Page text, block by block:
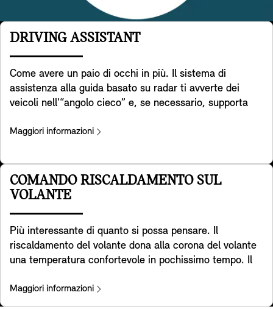
DRIVING ASSISTANT
Come avere un paio di occhi in più. Il sistema di
assistenza alla guida basato su radar ti avverte dei
veicoli nell'“angolo cieco” e, se necessario, supporta
marcia. Inoltre, aiuta a rilevare la presenza di altre
prevenire gli incidenti, ad esempio avvertendo il traffico
in avvicinamento tramite le luci posteriori di
emergenza. Non ultimo, ti avvisa quando apri la
dietro. Le funzionalità legate all'optional Driving
Assistant forniscono assistenza solo entro limiti
specificamente definiti. I conducenti hanno la
condizioni del traffico. La disponibilità delle funzionalità
Maggiori informazioni
COMANDO RISCALDAMENTO SUL
VOLANTE
Più interessante di quanto si possa pensare. Il
riscaldamento del volante dona alla corona del volante
una temperatura confortevole in pochissimo tempo. Il
efficiente, in quanto consente di non dover riscaldare
l’intero abitacolo: una scelta sostenibile soprattutto in
Maggiori informazioni